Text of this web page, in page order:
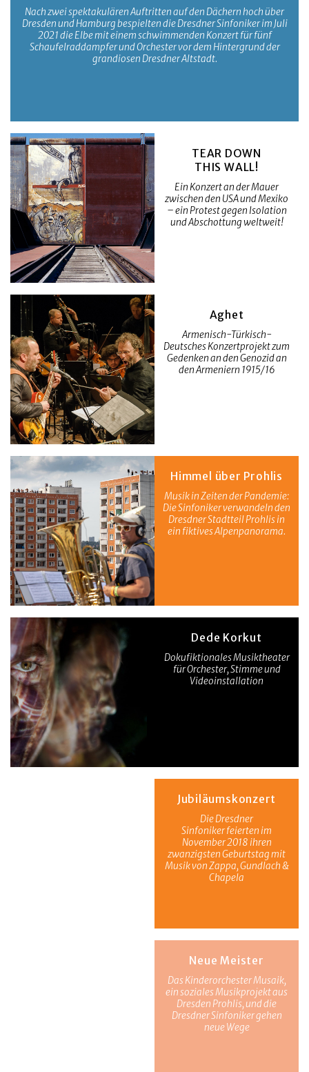
Nach zwei spektakulären Auftritten auf den Dächern hoch über
Dresden und Hamburg bespielten die Dresdner Sinfoniker im Juli
2021 die Elbe mit einem schwimmenden Konzert für fünf
Schaufelraddampfer und Orchester vor dem Hintergrund der
grandiosen Dresdner Altstadt.
TEAR DOWN
THIS WALL!
Ein Konzert an der Mauer
zwischen den USA und Mexiko
– ein Protest gegen Isolation
und Abschottung weltweit!
Aghet
Armenisch-Türkisch-
Deutsches Konzertprojekt zum
Gedenken an den Genozid an
den Armeniern 1915/16
Himmel über Prohlis
Musik in Zeiten der Pandemie:
Die Sinfoniker verwandeln den
Dresdner Stadtteil Prohlis in
ein fiktives Alpenpanorama.
Dede Korkut
Dokufiktionales Musiktheater
für Orchester, Stimme und
Videoinstallation
Jubiläumskonzert
Die Dresdner
Sinfoniker feierten im
November 2018 ihren
zwanzigsten Geburtstag mit
Musik von Zappa, Gundlach &
Chapela
Neue Meister
Das Kinderorchester Musaik,
ein soziales Musikprojekt aus
Dresden Prohlis, und die
Dresdner Sinfoniker gehen
neue Wege